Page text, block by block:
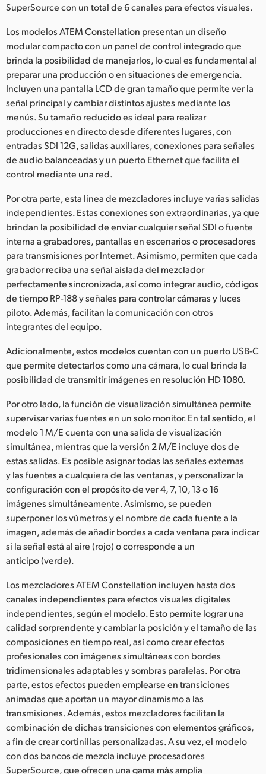
United Kingdom
SuperSource con un total de 6 canales para efectos visuales.
Los modelos ATEM Constellation presentan un diseño
modular compacto con un panel de control integrado que
brinda la posibilidad de manejarlos, lo cual es fundamental al
preparar una producción o en situaciones de emergencia.
Incluyen una pantalla LCD de gran tamaño que permite ver la
señal principal y cambiar distintos ajustes mediante los
menús. Su tamaño reducido es ideal para realizar
producciones en directo desde diferentes lugares, con
entradas SDI 12G, salidas auxiliares, conexiones para señales
de audio balanceadas y un puerto Ethernet que facilita el
control mediante una red.
Por otra parte, esta línea de mezcladores incluye varias salidas
independientes. Estas conexiones son extraordinarias, ya que
brindan la posibilidad de enviar cualquier señal SDI o fuente
interna a grabadores, pantallas en escenarios o procesadores
para transmisiones por Internet. Asimismo, permiten que cada
grabador reciba una señal aislada del mezclador
perfectamente sincronizada, así como integrar audio, códigos
de tiempo RP-188 y señales para controlar cámaras y luces
piloto. Además, facilitan la comunicación con otros
integrantes del equipo.
Adicionalmente, estos modelos cuentan con un puerto USB-C
que permite detectarlos como una cámara, lo cual brinda la
posibilidad de transmitir imágenes en resolución HD 1080.
Por otro lado, la función de visualización simultánea permite
supervisar varias fuentes en un solo monitor. En tal sentido, el
modelo 1 M/E cuenta con una salida de visualización
simultánea, mientras que la versión 2 M/E incluye dos de
estas salidas. Es posible asignar todas las señales externas
y las fuentes a cualquiera de las ventanas, y personalizar la
configuración con el propósito de ver 4, 7, 10, 13 o 16
imágenes simultáneamente. Asimismo, se pueden
superponer los vúmetros y el nombre de cada fuente a la
imagen, además de añadir bordes a cada ventana para indicar
si la señal está al aire (rojo) o corresponde a un
anticipo (verde).
Los mezcladores ATEM Constellation incluyen hasta dos
canales independientes para efectos visuales digitales
independientes, según el modelo. Esto permite lograr una
calidad sorprendente y cambiar la posición y el tamaño de las
composiciones en tiempo real, así como crear efectos
profesionales con imágenes simultáneas con bordes
tridimensionales adaptables y sombras paralelas. Por otra
parte, estos efectos pueden emplearse en transiciones
animadas que aportan un mayor dinamismo a las
transmisiones. Además, estos mezcladores facilitan la
combinación de dichas transiciones con elementos gráficos,
a fin de crear cortinillas personalizadas. A su vez, el modelo
con dos bancos de mezcla incluye procesadores
SuperSource, que ofrecen una gama más amplia